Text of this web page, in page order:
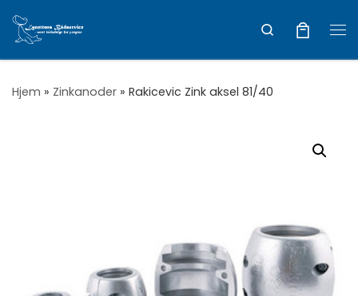
Vis hele indholdet
Search
Hjem » Zinkanoder » Rakicevic Zink aksel 81/40